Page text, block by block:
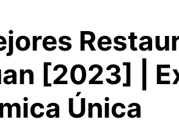
[2023] |
Única